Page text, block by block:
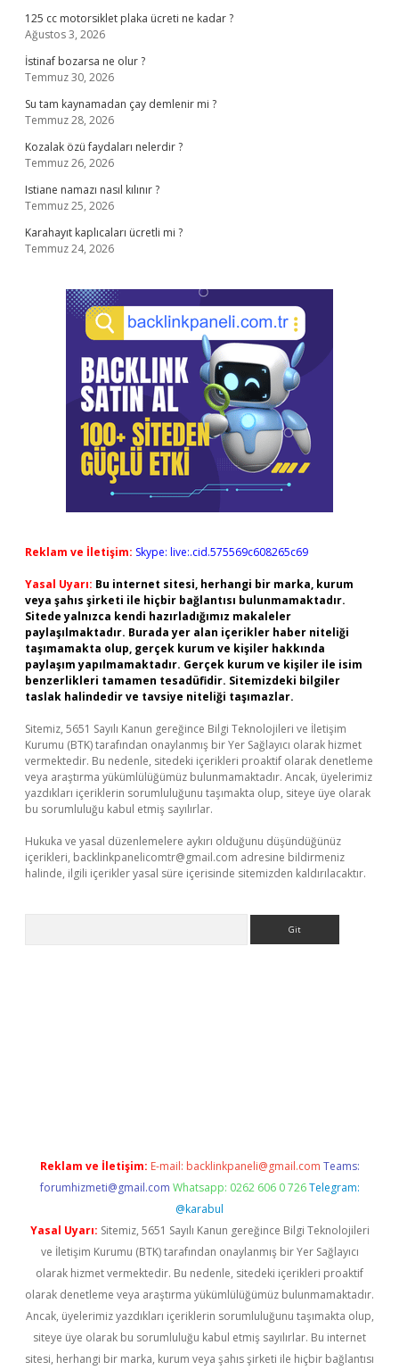
125 cc motorsiklet plaka ücreti ne kadar ?
Ağustos 3, 2026
İstinaf bozarsa ne olur ?
Temmuz 30, 2026
Su tam kaynamadan çay demlenir mi ?
Temmuz 28, 2026
Kozalak özü faydaları nelerdir ?
Temmuz 26, 2026
Istiane namazı nasıl kılınır ?
Temmuz 25, 2026
Karahayıt kaplıcaları ücretli mi ?
Temmuz 24, 2026
Reklam ve İletişim: Skype: live:.cid.575569c608265c69
Yasal Uyarı: Bu internet sitesi, herhangi bir marka, kurum
veya şahıs şirketi ile hiçbir bağlantısı bulunmamaktadır.
Sitede yalnızca kendi hazırladığımız makaleler
paylaşılmaktadır. Burada yer alan içerikler haber niteliği
taşımamakta olup, gerçek kurum ve kişiler hakkında
paylaşım yapılmamaktadır. Gerçek kurum ve kişiler ile isim
benzerlikleri tamamen tesadüfidir. Sitemizdeki bilgiler
taslak halindedir ve tavsiye niteliği taşımazlar.
Sitemiz, 5651 Sayılı Kanun gereğince Bilgi Teknolojileri ve İletişim
Kurumu (BTK) tarafından onaylanmış bir Yer Sağlayıcı olarak hizmet
vermektedir. Bu nedenle, sitedeki içerikleri proaktif olarak denetleme
veya araştırma yükümlülüğümüz bulunmamaktadır. Ancak, üyelerimiz
yazdıkları içeriklerin sorumluluğunu taşımakta olup, siteye üye olarak
bu sorumluluğu kabul etmiş sayılırlar.
Hukuka ve yasal düzenlemelere aykırı olduğunu düşündüğünüz
içerikleri, backlinkpanelicomtr@gmail.com adresine bildirmeniz
halinde, ilgili içerikler yasal süre içerisinde sitemizden kaldırılacaktır.
Reklam ve İletişim: E-mail: backlinkpaneli@gmail.com Teams:
forumhizmeti@gmail.com Whatsapp: 0262 606 0 726 Telegram:
@karabul
Yasal Uyarı: Sitemiz, 5651 Sayılı Kanun gereğince Bilgi Teknolojileri
ve İletişim Kurumu (BTK) tarafından onaylanmış bir Yer Sağlayıcı
olarak hizmet vermektedir. Bu nedenle, sitedeki içerikleri proaktif
olarak denetleme veya araştırma yükümlülüğümüz bulunmamaktadır.
Ancak, üyelerimiz yazdıkları içeriklerin sorumluluğunu taşımakta olup,
siteye üye olarak bu sorumluluğu kabul etmiş sayılırlar. Bu internet
sitesi, herhangi bir marka, kurum veya şahıs şirketi ile hiçbir bağlantısı